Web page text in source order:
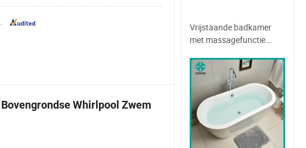
Whirlpool Zwem
Vrijstaande badkamer
met massagefunctie
whirlpool badkuip